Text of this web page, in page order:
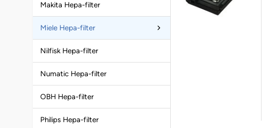
Makita Hepa-filter
Miele Hepa-filter
Nilfisk Hepa-filter
Numatic Hepa-filter
OBH Hepa-filter
Philips Hepa-filter